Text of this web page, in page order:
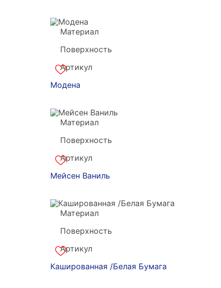
Материал
Поверхность
Артикул
Модена
Материал
Поверхность
Артикул
Мейсен Ваниль
Материал
Поверхность
Артикул
Кашированная /Белая Бумага